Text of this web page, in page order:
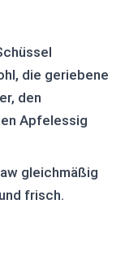
die geriebene
den
Apfelessig
gleichmäßig
frisch.